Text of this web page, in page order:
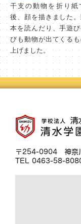
干支の動物を折り紙
後、顔を描きました
本を読んだり、手遊
びも動物が出てくる
上げました。
〒254-0904 神奈
TEL 0463-58-